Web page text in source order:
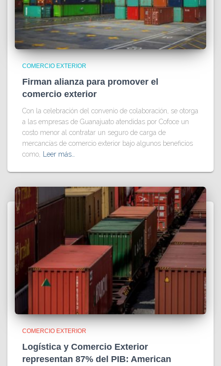
COMERCIO EXTERIOR
Firman alianza para promover el
comercio exterior
Con la celebración del convenio de colaboración, se otorga
a las empresas de Guanajuato atendidas por Cofoce un
costo menor al contratar un seguro de carga de
mercancías de comercio exterior bajo algunos beneficios
como, Leer más…
COMERCIO EXTERIOR
Logística y Comercio Exterior
representan 87% del PIB: American